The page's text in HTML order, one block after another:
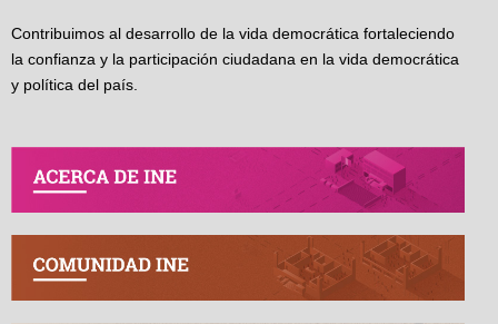
Contribuimos al desarrollo de la vida democrática fortaleciendo
la confianza y la participación ciudadana en la vida democrática
y política del país.